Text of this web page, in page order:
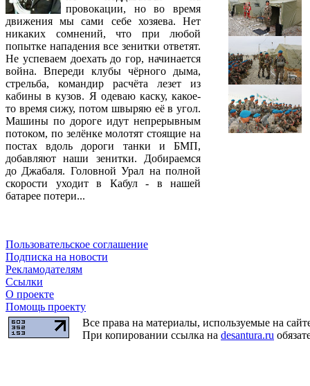
провокации, но во время
движения мы сами себе хозяева. Нет
никаких сомнений, что при любой
попытке нападения все зенитки ответят.
Не успеваем доехать до гор, начинается
война. Впереди клубы чёрного дыма,
стрельба, командир расчёта лезет из
кабины в кузов. Я одеваю каску, какое-
то время сижу, потом швыряю её в угол.
Машины по дороге идут непрерывным
потоком, по зелёнке молотят стоящие на
постах вдоль дороги танки и БМП,
добавляют наши зенитки. Добираемся
до Джабаля. Головной Урал на полной
скорости уходит в Кабул - в нашей
батарее потери...
Пользовательское соглашение
Подписка на новости
Рекламодателям
Ссылки
О проекте
Помощь проекту
Все права на материалы, используемые на
При копировании ссылка на desantura.ru